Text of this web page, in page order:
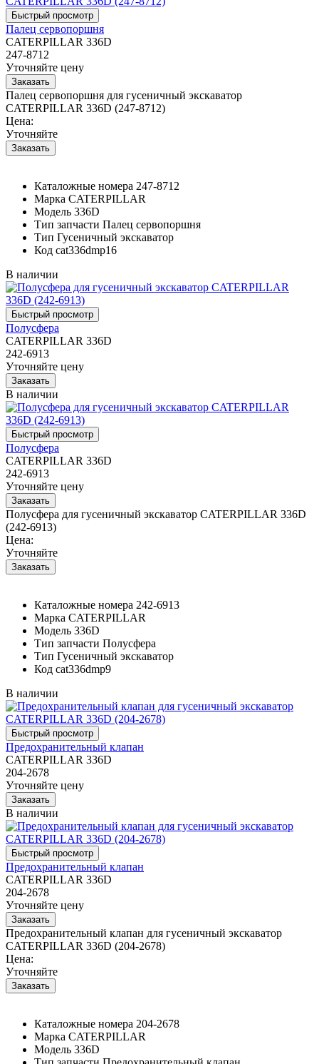
Палец сервопоршня
CATERPILLAR 336D
247-8712
Уточняйте цену
Палец сервопоршня для гусеничный экскаватор
CATERPILLAR 336D (247-8712)
Цена:
Уточняйте
Каталожные номера 247-8712
Марка CATERPILLAR
Модель 336D
Тип запчасти Палец сервопоршня
Тип Гусеничный экскаватор
Код cat336dmp16
В наличии
Полусфера
CATERPILLAR 336D
242-6913
Уточняйте цену
В наличии
Полусфера
CATERPILLAR 336D
242-6913
Уточняйте цену
Полусфера для гусеничный экскаватор CATERPILLAR 336D
(242-6913)
Цена:
Уточняйте
Каталожные номера 242-6913
Марка CATERPILLAR
Модель 336D
Тип запчасти Полусфера
Тип Гусеничный экскаватор
Код cat336dmp9
В наличии
Предохранительный клапан
CATERPILLAR 336D
204-2678
Уточняйте цену
В наличии
Предохранительный клапан
CATERPILLAR 336D
204-2678
Уточняйте цену
Предохранительный клапан для гусеничный экскаватор
CATERPILLAR 336D (204-2678)
Цена:
Уточняйте
Каталожные номера 204-2678
Марка CATERPILLAR
Модель 336D